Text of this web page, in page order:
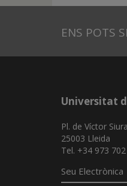
ENS POTS
Universitat
Pl. de Víctor
25003 Lleida
Tel. +34 973
Seu Electrònica